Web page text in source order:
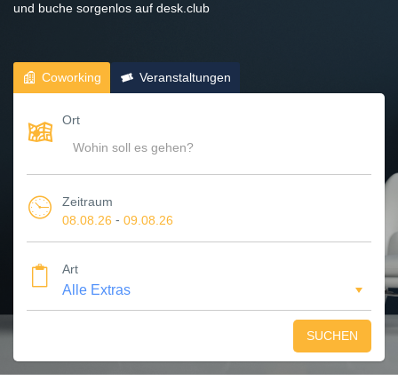
und buche sorgenlos auf desk.club
Coworking Veranstaltungen
Ort
Zeitraum
08.08.26 - 09.08.26
Art
SUCHEN